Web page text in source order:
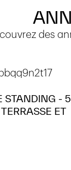
des
STANDING -
ET